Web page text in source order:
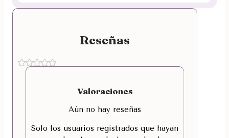
Reseñas
Valoraciones
Aún no hay reseñas
Solo los usuarios registrados que hayan